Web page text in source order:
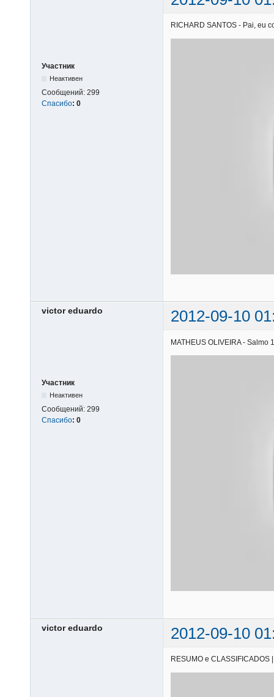
Участник
Неактивен
Сообщений: 299
Спасибо: 0
RICHARD SANTOS - Pai, eu
victor eduardo 2012-09-10
Участник
Неактивен
Сообщений: 299
Спасибо: 0
MATHEUS OLIVEIRA - Salmo
victor eduardo 2012-09-10
RESUMO e